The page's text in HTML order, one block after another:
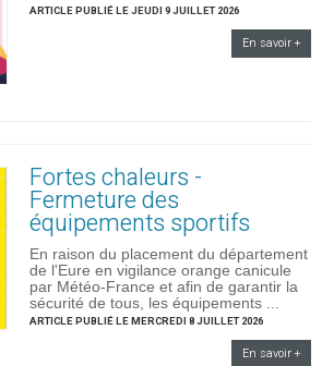
ARTICLE PUBLIÉ LE JEUDI 9 JUILLET 2026
En savoir +
Fortes chaleurs -
Fermeture des
équipements sportifs
En raison du placement du département
de l'Eure en vigilance orange canicule
par Météo-France et afin de garantir la
sécurité de tous, les équipements ...
ARTICLE PUBLIÉ LE MERCREDI 8 JUILLET 2026
En savoir +